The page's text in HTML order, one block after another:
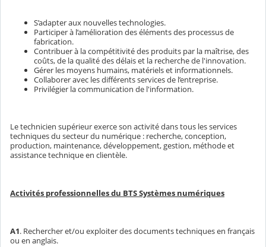
S’adapter aux nouvelles technologies.
Participer à l’amélioration des éléments des processus de
fabrication.
Contribuer à la compétitivité des produits par la maîtrise, des
coûts, de la qualité des délais et la recherche de l'innovation.
Gérer les moyens humains, matériels et informationnels.
Collaborer avec les différents services de l’entreprise.
Privilégier la communication de l'information.
Le technicien supérieur exerce son activité dans tous les services
techniques du secteur du numérique : recherche, conception,
production, maintenance, développement, gestion, méthode et
assistance technique en clientèle.
Activités professionnelles du BTS Systèmes numériques
A1. Rechercher et/ou exploiter des documents techniques en français
ou en anglais.